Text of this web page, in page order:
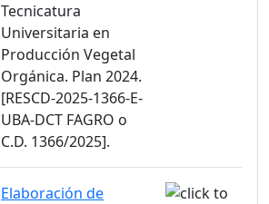
Tecnicatura
Universitaria en
Producción Vegetal
Orgánica. Plan 2024.
[RESCD-2025-1366-E-
UBA-DCT FAGRO o
C.D. 1366/2025].
Elaboración de